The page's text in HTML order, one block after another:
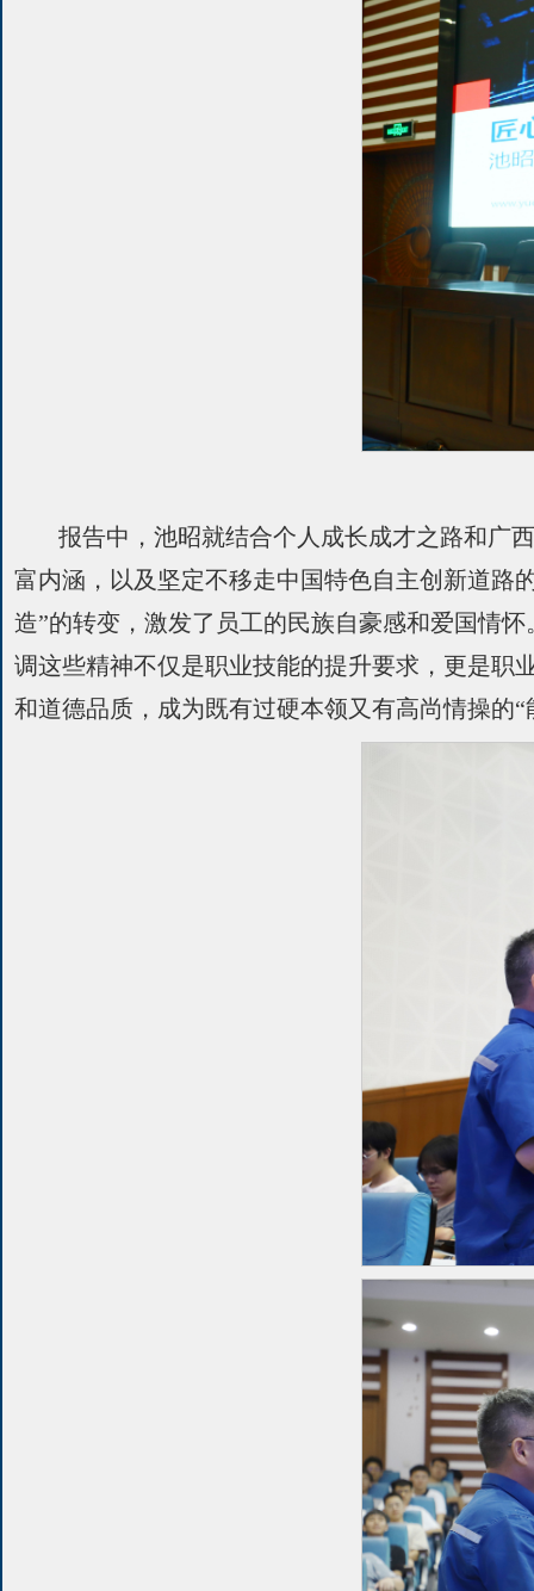
报告中，池昭就结合个人成长成才之路和广
富内涵，以及坚定不移走中国特色自主创新道路
造”的转变，激发了员工的民族自豪感和爱国情
调这些精神不仅是职业技能的提升要求，更是职
和道德品质，成为既有过硬本领又有高尚情操的